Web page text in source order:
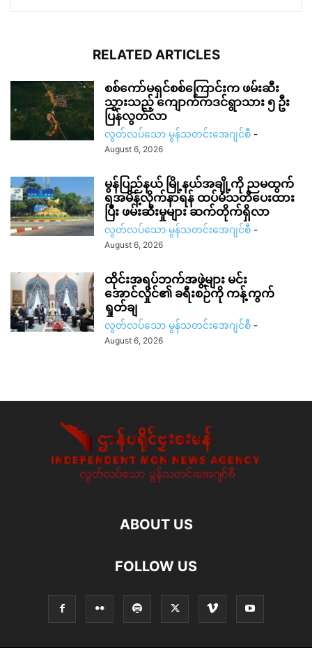
RELATED ARTICLES
စစ်ကော်မရှင်စစ်ကြောင်းက ဖမ်းဆီး
သွားသည့် ကျောက်ကဒင်ရွာသား ၅ ဦး
ပြန်လွတ်လာ
လွတ်လပ်သော မွန်သတင်းအေဂျင်စီ -
August 6, 2026
မွန်ပြည်နယ် မြို့နယ်အချို့ကို ညမထွက်
ရအမိန့်လိုက်နာရန် ထပ်မံသတိပေးထား
ပြီး ဖမ်းဆီးမှုများ ဆက်တိုက်ရှိလာ
လွတ်လပ်သော မွန်သတင်းအေဂျင်စီ -
August 6, 2026
ထိုင်းအရပ်ဘက်အဖွဲ့များ မင်း
အောင်လှိုင်၏ ခရီးစဉ်ကို ကန့်ကွက်
ရှုတ်ချ
လွတ်လပ်သော မွန်သတင်းအေဂျင်စီ -
August 6, 2026
ABOUT US
FOLLOW US